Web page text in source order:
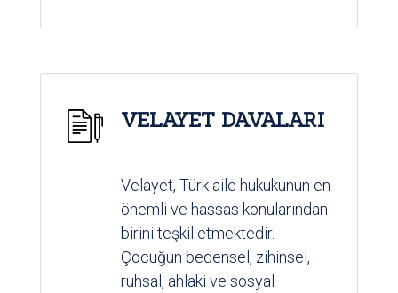
VELAYET DAVALARI
Velayet, Türk aile hukukunun en
önemli ve hassas konularından
birini teşkil etmektedir.
Çocuğun bedensel, zihinsel,
ruhsal, ahlaki ve sosyal